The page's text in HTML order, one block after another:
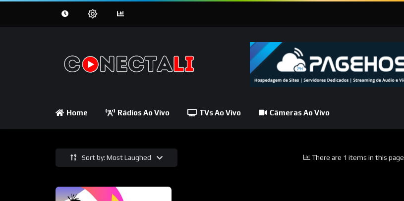
Home Rádios Ao Vivo TVs Ao Vivo Câmeras Ao Vivo
Sort by: Most Laughed There are 1 items in this page